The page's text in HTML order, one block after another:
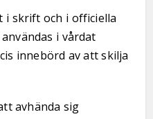
i skrift och i officiella
i vårdat
innebörd av att skilja
avhända sig